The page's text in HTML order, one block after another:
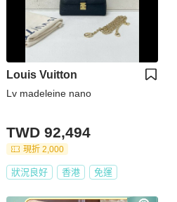
Louis Vuitton
Lv madeleine nano
TWD 92,494
現折 2,000
狀況良好 香港 免運